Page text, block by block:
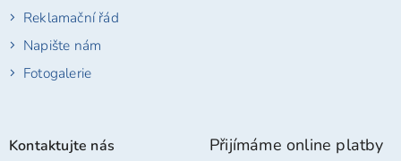
Reklamační řád
Napište nám
Fotogalerie
Kontaktujte nás Přijímáme online platby